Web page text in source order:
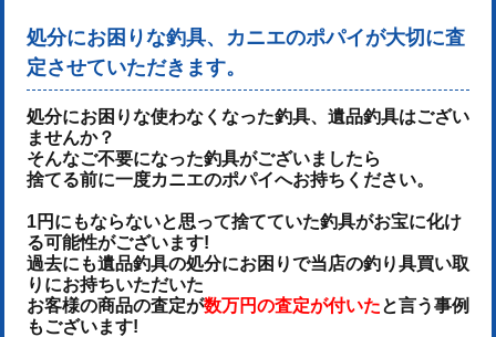
処分にお困りな釣具、カニエのポパイが大切に査
定させていただきます。
処分にお困りな使わなくなった釣具、遺品釣具はござい
ませんか？
そんなご不要になった釣具がございましたら
捨てる前に一度カニエのポパイへお持ちください。
1円にもならないと思って捨てていた釣具がお宝に化け
る可能性がございます!
過去にも遺品釣具の処分にお困りで当店の釣り具買い取
りにお持ちいただいた
お客様の商品の査定が数万円の査定が付いたと言う事例
もございます!